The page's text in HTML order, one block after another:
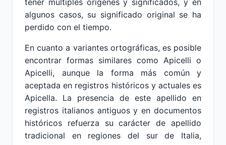
tener múltiples orígenes y significados, y en
algunos casos, su significado original se ha
perdido con el tiempo.
En cuanto a variantes ortográficas, es posible
encontrar formas similares como Apicelli o
Apicelli, aunque la forma más común y
aceptada en registros históricos y actuales es
Apicella. La presencia de este apellido en
registros italianos antiguos y en documentos
históricos refuerza su carácter de apellido
tradicional en regiones del sur de Italia,